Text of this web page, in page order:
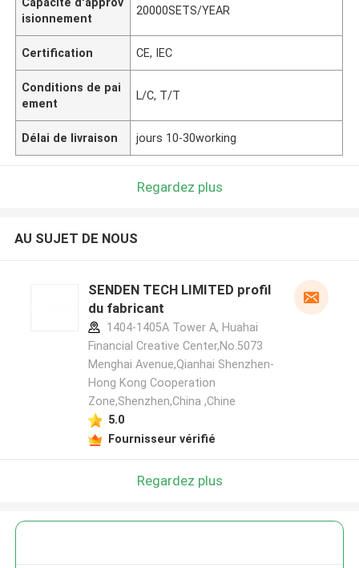
isionnement
20000SETS/YEAR
Certification CE, IEC
Conditions de pai
ement
L/C, T/T
Délai de livraison jours 10-30working
Regardez plus
AU SUJET DE NOUS
SENDEN TECH LIMITED profil
du fabricant
1404-1405A Tower A, Huahai
Financial Creative Center,No.5073
Menghai Avenue,Qianhai Shenzhen-
Hong Kong Cooperation
Zone,Shenzhen,China ,Chine
5.0
Fournisseur vérifié
Regardez plus